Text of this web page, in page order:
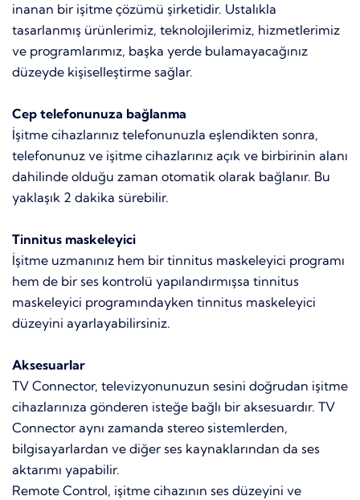
inanan bir işitme çözümü şirketidir. Ustalıkla
tasarlanmış ürünlerimiz, teknolojilerimiz, hizmetlerimiz
ve programlarımız, başka yerde bulamayacağınız
düzeyde kişiselleştirme sağlar.
Cep telefonunuza bağlanma
İşitme cihazlarınız telefonunuzla eşlendikten sonra,
telefonunuz ve işitme cihazlarınız açık ve birbirinin alanı
dahilinde olduğu zaman otomatik olarak bağlanır. Bu
yaklaşık 2 dakika sürebilir.
Tinnitus maskeleyici
İşitme uzmanınız hem bir tinnitus maskeleyici programı
hem de bir ses kontrolü yapılandırmışsa tinnitus
maskeleyici programındayken tinnitus maskeleyici
düzeyini ayarlayabilirsiniz.
Aksesuarlar
TV Connector, televizyonunuzun sesini doğrudan işitme
cihazlarınıza gönderen isteğe bağlı bir aksesuardır. TV
Connector aynı zamanda stereo sistemlerden,
bilgisayarlardan ve diğer ses kaynaklarından da ses
aktarımı yapabilir.
Remote Control, işitme cihazının ses düzeyini ve